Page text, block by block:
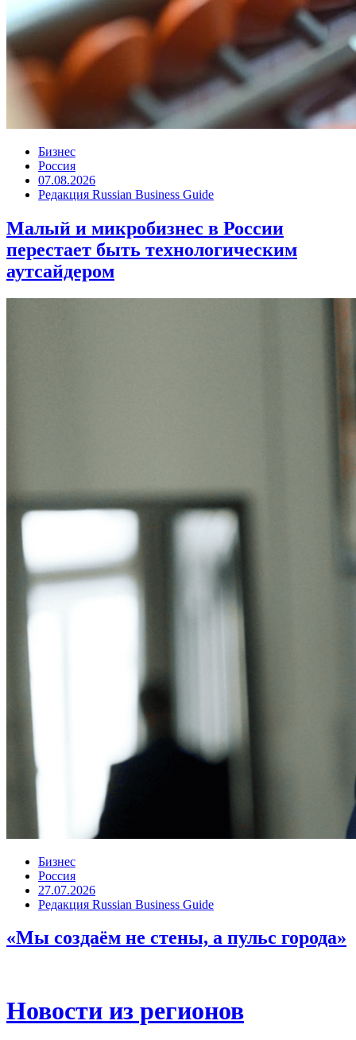
Бизнес
Россия
07.08.2026
Редакция Russian Business Guide
Малый и микробизнес в России
перестает быть технологическим
аутсайдером
Бизнес
Россия
27.07.2026
Редакция Russian Business Guide
«Мы создаём не стены, а пульс города»
Новости из регионов